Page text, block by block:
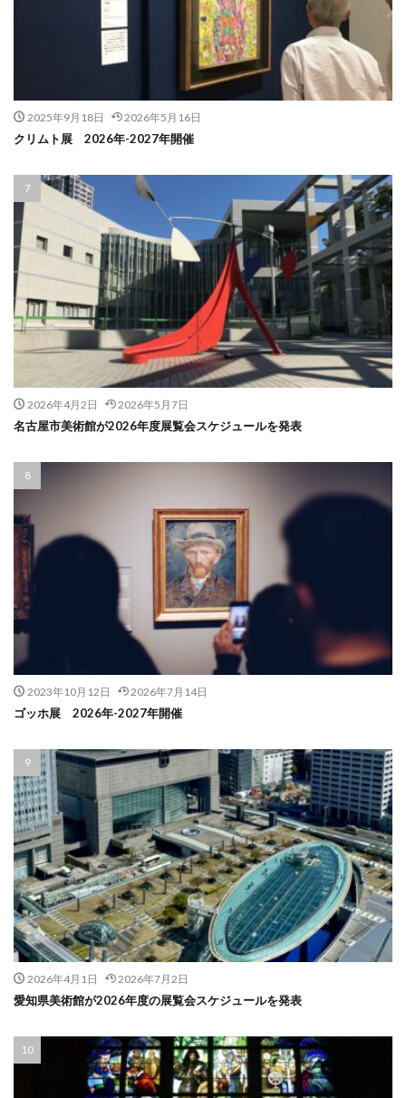
2025年9月18日 2026年5月16日
クリムト展 2026年-2027年開催
2026年4月2日 2026年5月7日
名古屋市美術館が2026年度展覧会スケジュールを発表
2023年10月12日 2026年7月14日
ゴッホ展 2026年-2027年開催
2026年4月1日 2026年7月2日
愛知県美術館が2026年度の展覧会スケジュールを発表